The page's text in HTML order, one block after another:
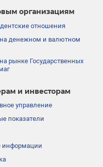
организациям
отношения
денежном и валютном
рынке Государственных
и инвесторам
управление
показатели
информации